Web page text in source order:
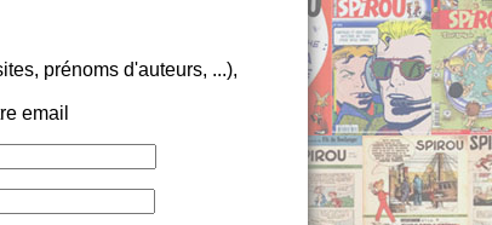
prénoms d'auteurs, ...),
email